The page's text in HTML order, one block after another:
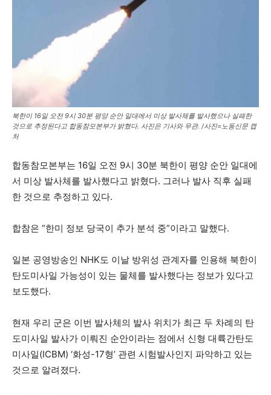
북한이 16일 오전 9시 30분 평양 순안 일대에서 미상 발사체를 발사했으나 실패한
것으로 추정된다고 합동참모본부가 밝혔다. 사진은 기사와 무관. /사진=노동신문 캡
처
합동참모본부는 16일 오전 9시 30분 북한이 평양 순안 일대에
서 미상 발사체를 발사했다고 밝혔다. 그러나 발사 직후 실패
한 것으로 추정하고 있다.
합참은 “한미 정보 당국이 추가 분석 중”이라고 말했다.
일본 공영방송인 NHK도 이날 방위성 관계자를 인용해 북한이
탄도미사일 가능성이 있는 물체를 발사했다는 정보가 있다고
보도했다.
현재 우리 군은 이번 발사체의 발사 위치가 최근 두 차례의 탄
도미사일 발사가 이뤄진 순안이라는 점에서 신형 대륙간탄도
미사일(ICBM) ‘화성-17형’ 관련 시험발사인지 파악하고 있는
것으로 알려졌다.